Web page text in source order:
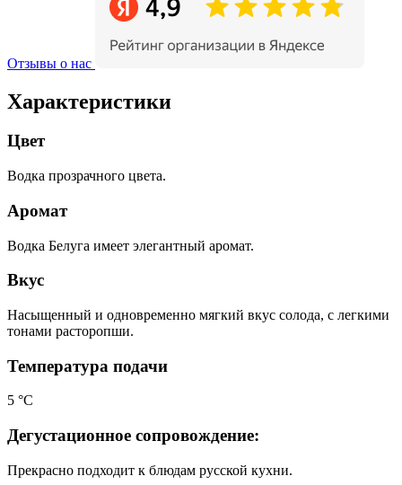
Отзывы о нас
Характеристики
Цвет
Водка прозрачного цвета.
Аромат
Водка Белуга имеет элегантный аромат.
Вкус
Насыщенный и одновременно мягкий вкус солода, с легкими
тонами расторопши.
Температура подачи
5 °С
Дегустационное сопровождение:
Прекрасно подходит к блюдам русской кухни.